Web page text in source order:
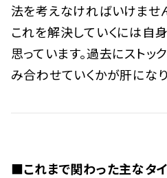
法を考えなければいけませ
これを解決していくには自
思っています。過去にストッ
み合わせていくかが肝になり
■これまで関わった主なタ